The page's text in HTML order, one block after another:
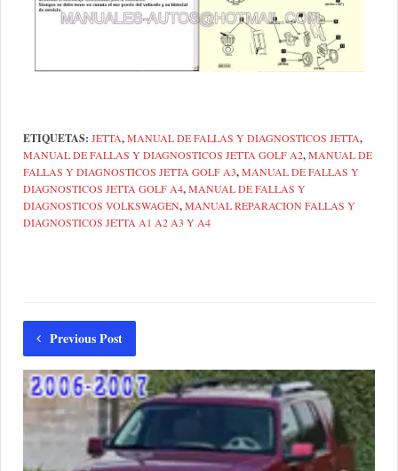
ETIQUETAS: JETTA,MANUAL DE FALLAS Y DIAGNOSTICOS JETTA,
MANUAL DE FALLAS Y DIAGNOSTICOS JETTA GOLF A2,MANUAL DE
FALLAS Y DIAGNOSTICOS JETTA GOLF A3,MANUAL DE FALLAS Y
DIAGNOSTICOS JETTA GOLF A4,MANUAL DE FALLAS Y
DIAGNOSTICOS VOLKSWAGEN,MANUAL REPARACION FALLAS Y
DIAGNOSTICOS JETTA A1 A2 A3 Y A4
Previous Post